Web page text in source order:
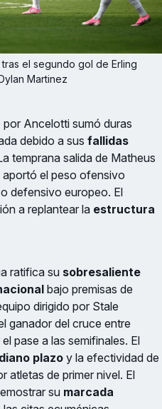
el segundo gol de Erling
Martinez
Ancelotti sumó duras
debido a sus fallidas
temprana salida de Matheus
aportó el peso ofensivo
defensivo europeo. El
a replantear la estructura
ratifica su sobresaliente
bajo premisas de
dirigido por Stale
ganador del cruce entre
pase a las semifinales. El
plazo y la efectividad de
atletas de primer nivel. El
su marcada